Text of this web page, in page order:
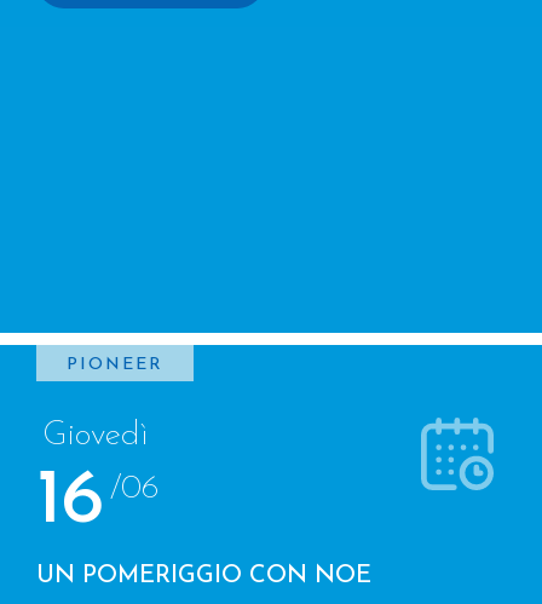
PIONEER
Giovedì
16 /06
UN POMERIGGIO CON NOE